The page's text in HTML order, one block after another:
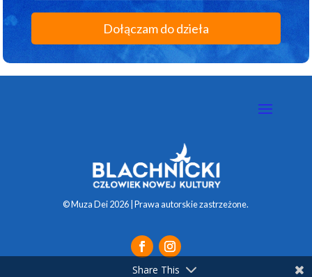
Dołączam do dzieła
© Muza Dei 2026 | Prawa autorskie zastrzeżone.
Share This